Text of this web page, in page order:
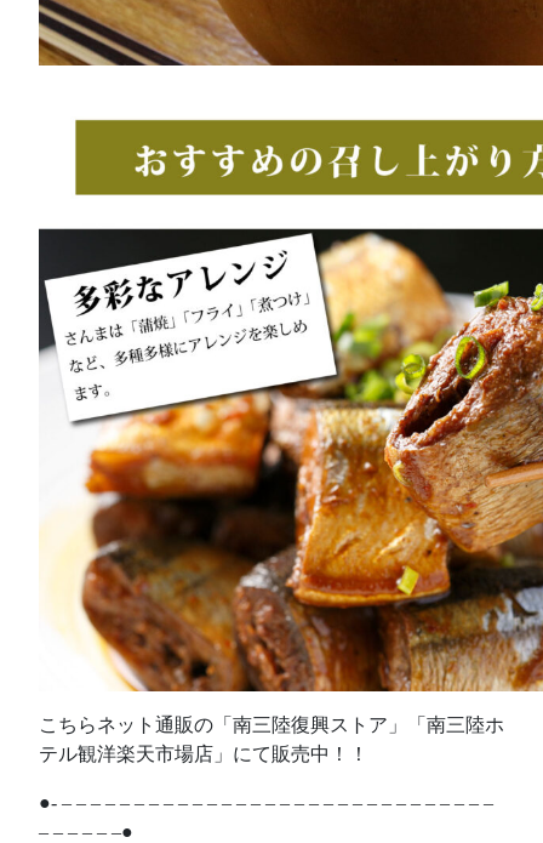
こちらネット通販の「南三陸復興ストア」「南三陸ホ
テル観洋楽天市場店」にて販売中！！
●- – – – – – – – – – – – – – – – – – – – – – – – – – – – – – –
– – – – – –●